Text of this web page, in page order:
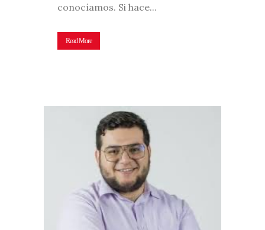
conocíamos. Si hace...
Read More